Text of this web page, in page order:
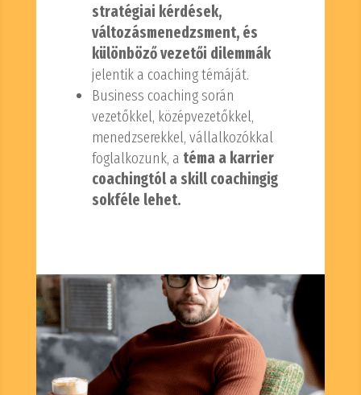
stratégiai kérdések,
változásmenedzsment, és
különböző vezetői dilemmák
jelentik a coaching témáját.
Business coaching során
vezetőkkel, középvezetőkkel,
menedzserekkel, vállalkozókkal
foglalkozunk, a téma a karrier
coachingtól a skill coachingig
sokféle lehet.